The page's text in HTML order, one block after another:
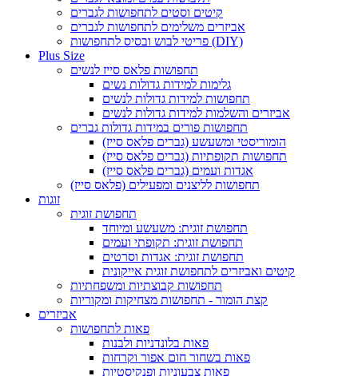
קיטים וסטים לתחפושות לגברים
אביזרים משלימים לתחפושות לגברים
פריטי לבוש ובסיס לתחפושות (DIY)
Plus Size
תחפושות פלאס סייז לנשים
גלימות למידות גדולות נשים
תחפושות למידות גדולות לנשים
אביזרים והשלמות למידות גדולות לנשים
תחפושות פורים במידות גדולות גברים
הומוריסטי ומשעשע (גברים פלאס סייז)
תחפושות תקופתיות (גברים פלאס סייז)
אגדות ועמים (גברים פלאס סייז)
תחפושות לליצנים ומפעילים (פלאס סייז)
זוגות
תחפושת זוגית
תחפושת זוגית: משעשע ומיוחד
תחפושת זוגית: תקופתי ועמים
תחפושת זוגית: אגדות וסרטים
קיטים ואביזרים לתחפושת זוגית אייקונית
תחפושות קבוצתיות ומשפחתיות
קצת הומור - תחפושות מצחיקות ומקוריות
אביזרים
פאות לתחפושות
פאות בלונדניות ולבנות
פאות בשחור חום אפור וקרחות
פאות צבעוניות ופנקיסטיות